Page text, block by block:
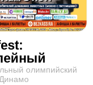
олимпийский